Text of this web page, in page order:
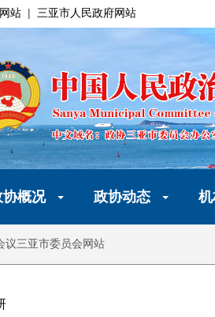
站 | 三亚市人民政府网站
协概况 政协动态
议三亚市委员会网站